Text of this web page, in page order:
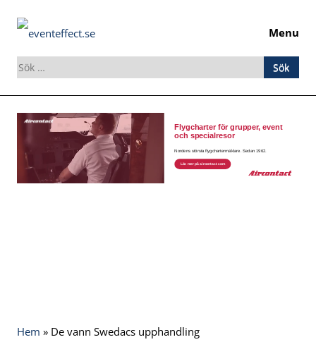
Menu
Sök
efter:
Skip
content
Hem » De vann Swedacs upphandling